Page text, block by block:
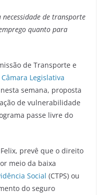
de transporte
quanto para
de Transporte e
Câmara Legislativa
semana, proposta
de vulnerabilidade
passe livre do
prevê que o direito
meio da baixa
Social (CTPS) ou
do seguro